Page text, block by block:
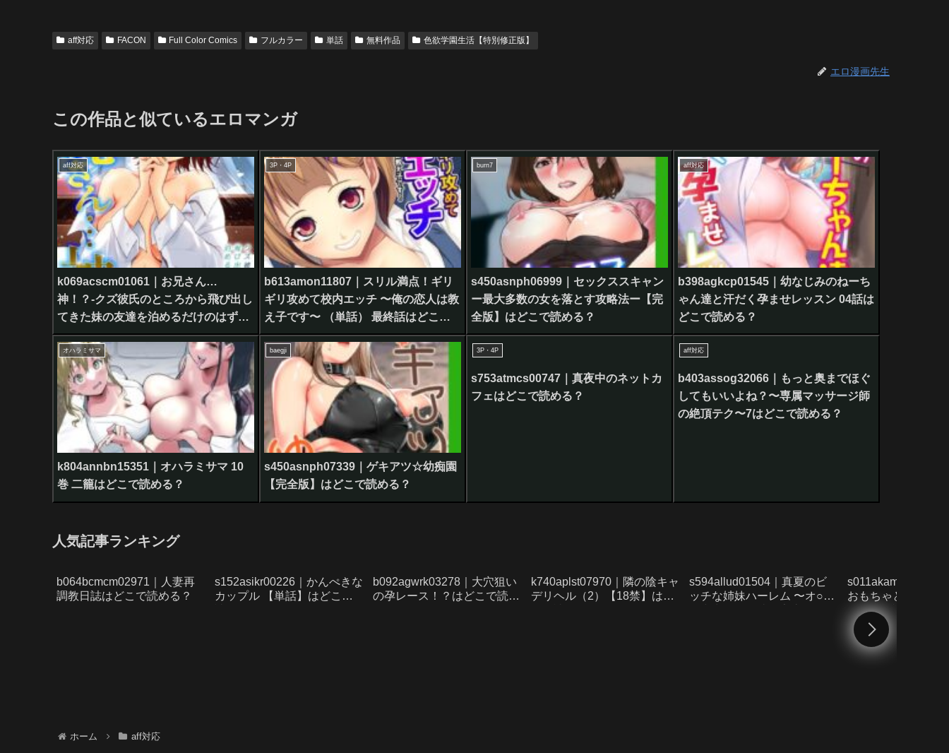
aff対応 FACON Full Color Comics フルカラー 単話 無料作品 色欲学園生活【特別修正版】
エロ漫画先生
この作品と似ているエロマンガ
aff対応
k069acscm01061｜お兄さん…
神！？-クズ彼氏のところから飛び出し
てきた妹の友達を泊めるだけのはず
が…-（5）はどこで読める？
3P・4P
b613amon11807｜スリル満点！ギリ
ギリ攻めて校内エッチ 〜俺の恋人は教
え子です〜 （単話） 最終話はどこで
読める？
burn7
s450asnph06999｜セックススキャン
ー最大多数の女を落とす攻略法ー【完
全版】はどこで読める？
aff対応
b398agkcp01545｜幼なじみのねーち
ゃん達と汗だく孕ませレッスン 04話は
どこで読める？
オハラミサマ
k804annbn15351｜オハラミサマ 10
巻 二籠はどこで読める？
baegji
s450asnph07339｜ゲキアツ☆幼痴園
【完全版】はどこで読める？
3P・4P
s753atmcs00747｜真夜中のネットカ
フェはどこで読める？
aff対応
b403assog32066｜もっと奥までほぐ
してもいいよね？〜専属マッサージ師
の絶頂テク〜7はどこで読める？
人気記事ランキング
b064bcmcm02971｜人妻再
調教日誌はどこで読める？
s152asikr00226｜かんぺきな
カップル 【単話】はどこで
b092agwrk03278｜大穴狙い
の孕レース！？はどこで読め
k740aplst07970｜隣の陰キャ
デリヘル（2）【18禁】はど
s594allud01504｜真夏のビ
ッチな姉妹ハーレム 〜オ○ニ
s011akamj01728｜
おもちゃと、おに
はどこで読める？
ホーム aff対応